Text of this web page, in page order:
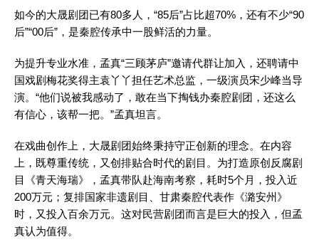
如今的大晟剧团已有80多人，“85后”占比超70%，还有不少“90
后”“00后”，是秦腔传承中一股鲜活的力量。
为提升专业水准，孟真“三顾茅庐”邀请代群让加入，还聘请中
国戏剧梅花奖得主袁丫丫担任艺术总监，一级演员宋少峰当导
演。“他们说被我感动了，敢在当下掏钱办秦腔剧团，还这么
有信心，该帮一把。”孟真坦言。
在戏曲创作上，大晟剧团始终秉持守正创新的理念。在内容
上，既尊重传统，又创排贴合时代的剧目。为打造原创反腐剧
目《青天海瑞》，孟真带队赴海南考察，耗时5个月，投入近
200万元；复排国家非遗剧目、甘肃秦腔代表作《潞安州》
时，又投入百余万元。这对民营剧团而言是巨大的投入，但孟
真认为值得。